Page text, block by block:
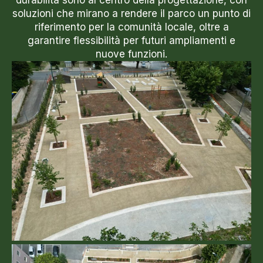
soluzioni che mirano a rendere il parco un punto di
riferimento per la comunità locale, oltre a
garantire flessibilità per futuri ampliamenti e
nuove funzioni.